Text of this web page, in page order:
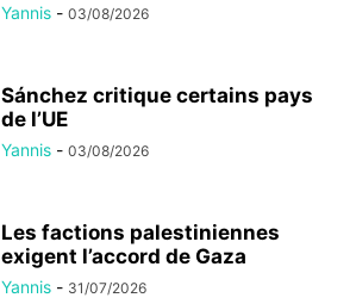
Yannis - 03/08/2026
Sánchez critique certains pays
de l’UE
Yannis - 03/08/2026
Les factions palestiniennes
exigent l’accord de Gaza
Yannis - 31/07/2026